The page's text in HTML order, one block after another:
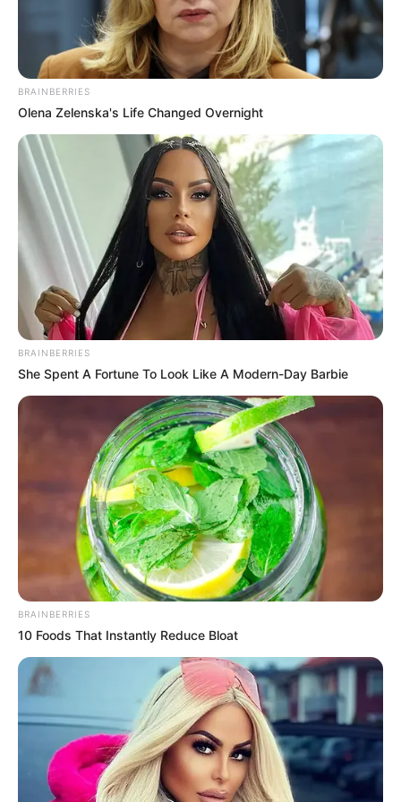
LIFESTYLE
6 Langkah Simple untuk Mulai
BRAINBERRIES
Olena Zelenska's Life Changed Overnight
BRAINBERRIES
She Spent A Fortune To Look Like A Modern-Day Barbie
BRAINBERRIES
10 Foods That Instantly Reduce Bloat